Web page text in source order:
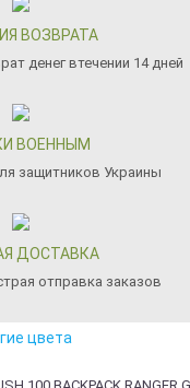
ВОЗВРАТА
денег втечении 14 дней
ВОЕННЫМ
защитников Украины
ДОСТАВКА
отправка заказов
цвета